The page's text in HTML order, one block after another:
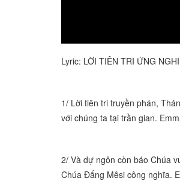
Lyric: LỜI TIÊN TRI ỨNG
1/ Lời tiên tri truyền phán,
với chúng ta tại trần gian.
2/ Và dự ngôn còn báo Chúa
Chúa Đấng Mêsi công nghĩa.